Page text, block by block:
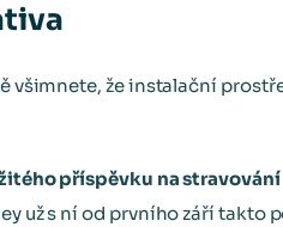
že instalační
příspěvku na stravování
už s ní od prvního září takto